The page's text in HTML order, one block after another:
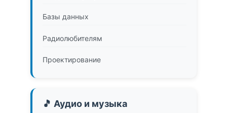
Базы данных
Радиолюбителям
Проектирование
🎵 Аудио и музыка